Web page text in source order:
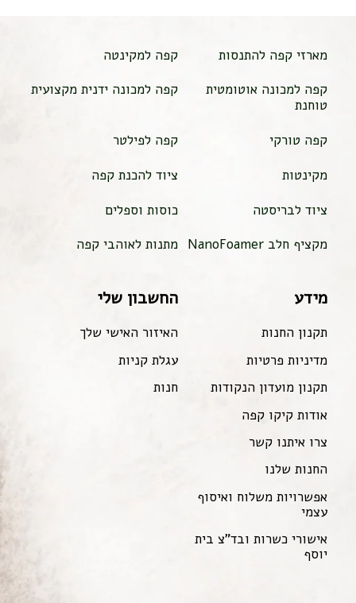
מארזי קפה להתנסות
קפה למקינטה
קפה למכונה אוטומטית
טוחנת
קפה למכונה ידנית מקצועית
קפה טורקי
קפה לפילטר
מקינטות
ציוד להכנת קפה
ציוד לבריסטה
כוסות וספלים
מקציף חלב NanoFoamer
מתנות לאוהבי קפה
מידע
תקנון החנות
מדיניות פרטיות
תקנון מועדון הנקודות
אודות קיקו קפה
צרו איתנו קשר
החנות שלנו
אפשרויות משלוח ואיסוף
עצמי
אישורי כשרות ובד"צ בית
יוסף
החשבון שלי
האיזור האישי שלך
עגלת קניות
חנות